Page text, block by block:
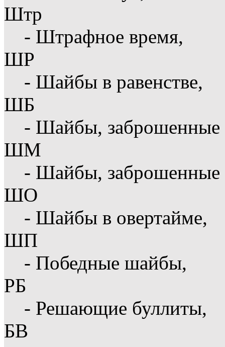
Штр
- Штрафное время,
ШР
- Шайбы в равенстве,
ШБ
- Шайбы, заброшенные
ШМ
- Шайбы, заброшенные
ШО
- Шайбы в овертайме,
ШП
- Победные шайбы,
РБ
- Решающие буллиты,
БВ